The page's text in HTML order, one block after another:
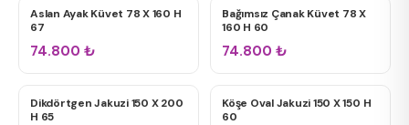
KÜVETLER
Aslan Ayak Küvet 78 X 160 H
67
74.800 ₺
KÜVETLER
Bağımsız Çanak Küvet 78 X
160 H 60
74.800 ₺
ÇIFT KIŞILIK JAKUZILER
Dikdörtgen Jakuzi 150 X 200
H 65
ÇIFT KIŞILIK JAKUZILER
Köşe Oval Jakuzi 150 X 150 H
60